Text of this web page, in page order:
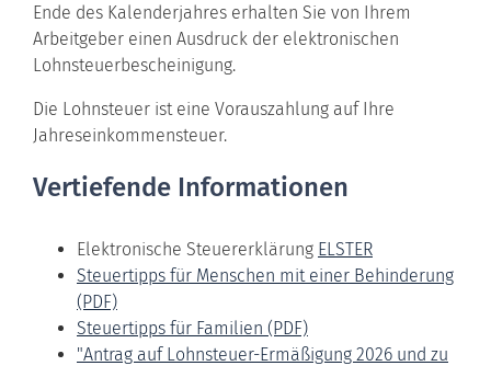
Ende des Kalenderjahres erhalten Sie von Ihrem
Arbeitgeber einen Ausdruck der elektronischen
Lohnsteuerbescheinigung.
Die Lohnsteuer ist eine Vorauszahlung auf Ihre
Jahreseinkommensteuer.
Vertiefende Informationen
Elektronische Steuererklärung ELSTER
Steuertipps für Menschen mit einer Behinderung
(PDF)
Steuertipps für Familien (PDF)
"Antrag auf Lohnsteuer-Ermäßigung 2026 und zu